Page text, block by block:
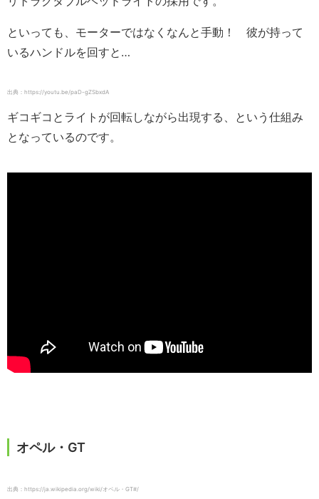
といっても、モーターではなくなんと手動！ 彼が持って
いるハンドルを回すと…
出典：https://youtu.be/paD-gZSbxdA
ギコギコとライトが回転しながら出現する、という仕組み
となっているのです。
オペル・GT
出典：https://ja.wikipedia.org/wiki/オペル・GT#/